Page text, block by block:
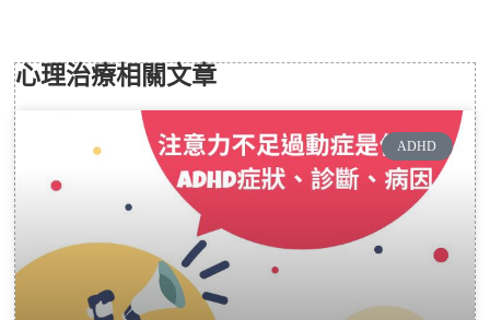
心理治療相關文章
ADHD